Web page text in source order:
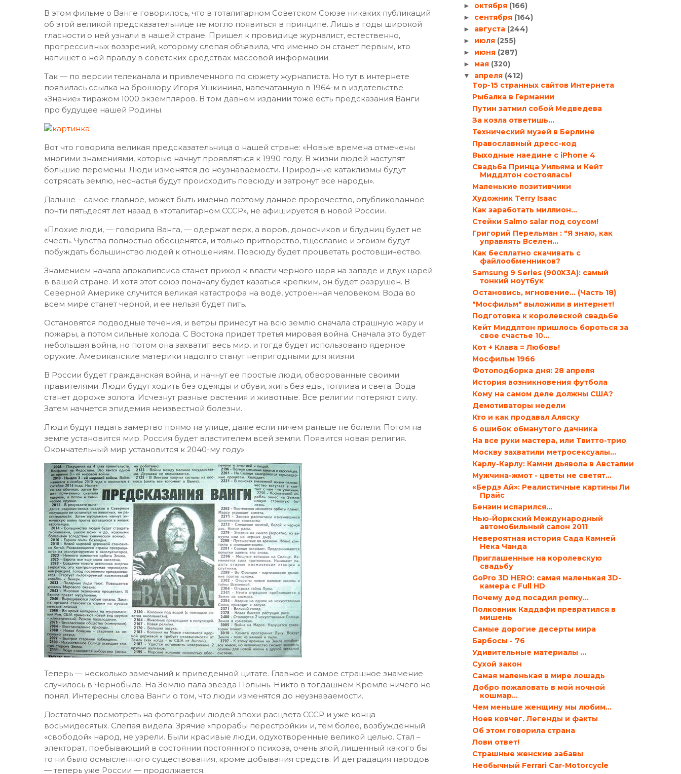
В этом фильме о Ванге говорилось, что в тоталитарном Советском Союзе никаких публикаций
об этой великой предсказательнице не могло появиться в принципе. Лишь в годы широкой
гласности о ней узнали в нашей стране. Пришел к провидице журналист, естественно,
прогрессивных воззрений, которому слепая объявила, что именно он станет первым, кто
напишет о ней правду в советских средствах массовой информации.
Так — по версии телеканала и привлеченного по сюжету журналиста. Но тут в интернете
появилась ссылка на брошюру Игоря Ушкинина, напечатанную в 1964-м в издательстве
«Знание» тиражом 1000 экземпляров. В том давнем издании тоже есть предсказания Ванги
про будущее нашей Родины.
Вот что говорила великая предсказательница о нашей стране: «Новые времена отмечены
многими знамениями, которые начнут проявляться к 1990 году. В жизни людей наступят
большие перемены. Люди изменятся до неузнаваемости. Природные катаклизмы будут
сотрясать землю, несчастья будут происходить повсюду и затронут все народы».
Дальше – самое главное, может быть именно поэтому данное пророчество, опубликованное
почти пятьдесят лет назад в «тоталитарном СССР», не афишируется в новой России.
«Плохие люди, — говорила Ванга, — одержат верх, а воров, доносчиков и блудниц будет не
счесть. Чувства полностью обесценятся, и только притворство, тщеславие и эгоизм будут
побуждать большинство людей к отношениям. Повсюду будет процветать ростовщичество.
Знамением начала апокалипсиса станет приход к власти черного царя на западе и двух царей
в вашей стране. И хотя этот союз поначалу будет казаться крепким, он будет разрушен. В
Северной Америке случится великая катастрофа на воде, устроенная человеком. Вода во
всем мире станет черной, и ее нельзя будет пить.
Остановятся подводные течения, и ветры принесут на всю землю сначала страшную жару и
пожары, а потом сильные холода. С Востока придет третья мировая война. Сначала это будет
небольшая война, но потом она захватит весь мир, и тогда будет использовано ядерное
оружие. Американские материки надолго станут непригодными для жизни.
В России будет гражданская война, и начнут ее простые люди, обворованные своими
правителями. Люди будут ходить без одежды и обуви, жить без еды, топлива и света. Вода
станет дороже золота. Исчезнут разные растения и животные. Все религии потеряют силу.
Затем начнется эпидемия неизвестной болезни.
Люди будут падать замертво прямо на улице, даже если ничем раньше не болели. Потом на
земле установится мир. Россия будет властителем всей земли. Появится новая религия.
Окончательный мир установится к 2040-му году».
Теперь — несколько замечаний к приведенной цитате. Главное и самое страшное знамение
случилось в Чернобыле. На Землю пала звезда Полынь. Никто в тогдашнем Кремле ничего не
понял. Интересны слова Ванги о том, что люди изменятся до неузнаваемости.
Достаточно посмотреть на фотографии людей эпохи расцвета СССР и уже конца
восьмидесятых. Слепая видела. Зрячие «прорабы перестройки» и, тем более, возбужденный
«свободой» народ, не узрели. Были красивые люди, одухотворенные великой целью. Стал –
электорат, пребывающий в состоянии постоянного психоза, очень злой, лишенный какого бы
то ни было осмысленного существования, кроме добывания средств. И деградация народов
— теперь уже России — продолжается.
► октября (166)
► сентября (164)
► августа (244)
► июля (255)
► июня (287)
► мая (320)
▼ апреля (412)
Top-15 странных сайтов Интернета
Рыбалка в Германии
Путин затмил собой Медведева
За козла ответишь…
Технический музей в Берлине
Православный дресс-код
Выходные наедине с iPhone 4
Свадьба Принца Уильяма и Кейт
Миддлтон состоялась!
Маленькие позитивчики
Художник Terry Isaac
Как заработать миллион…
Стейки Salmo salar под соусом!
Григорий Перельман : "Я знаю, как
управлять Вселен...
Как бесплатно скачивать с
файлообменников?
Samsung 9 Series (900X3A): самый
тонкий ноутбук
Остановись, мгновение... (Часть 18)
"Мосфильм" выложили в интернет!
Подготовка к королевской свадьбе
Кейт Миддлтон пришлось бороться за
свое счастье 10...
Кот + Клава = Любовь!
Мосфильм 1966
Фотоподборка дня: 28 апреля
История возникновения футбола
Кому на самом деле должны США?
Демотиваторы недели
Кто и как продавал Аляску
6 ошибок обманутого дачника
На все руки мастера, или Твитто-трио
Москву захватили метросексуалы…
Карлу-Карлу: Камни дьявола в Австалии
Мужчина-жмот - цветы не светят…
«Бердз Ай»: Реалистичные картины Ли
Прайс
Бензин испарился…
Нью-Йоркский Международный
автомобильный салон 2011
Невероятная история Сада Камней
Нека Чанда
Приглашенные на королевскую
свадьбу
GoPro 3D HERO: самая маленькая 3D-
камера с Full HD
Почему дед посадил репку…
Полковник Каддафи превратился в
мишень
Самые дорогие десерты мира
Барбосы - 76
Удивительные материалы ...
Сухой закон
Самая маленькая в мире лошадь
Добро пожаловать в мой ночной
кошмар…
Чем меньше женщину мы любим...
Ноев ковчег. Легенды и факты
Об этом говорила страна
Лови ответ!
Страшные женские забавы
Необычный Ferrari Car-Motorcycle